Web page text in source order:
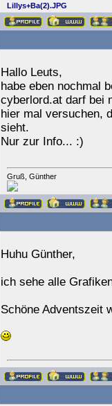
Lillys+Ba(2).JPG
Hallo Leuts,
habe eben nochmal
cyberlord.at darf bei
hier mal versuchen,
sieht.
Nur zur Info... :)
Gruß, Günther
Huhu Günther,
ich sehe alle
Schöne Adventszeit